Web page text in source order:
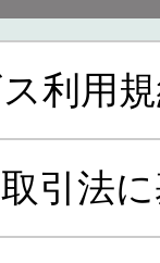
利用
引法